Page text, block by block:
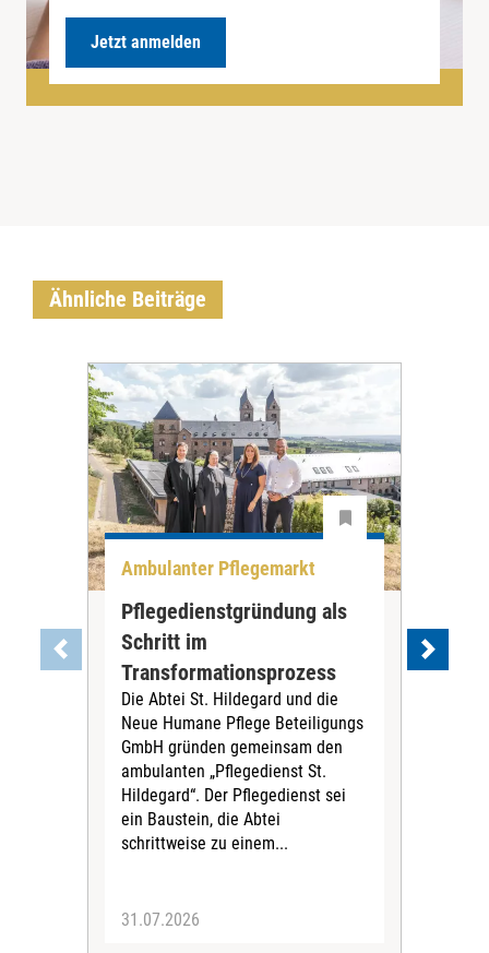
Jetzt anmelden
Ähnliche Beiträge
Ambulanter Pflegemarkt
Pflegedienstgründung als
Schritt im
Transformationsprozess
Die Abtei St. Hildegard und die
Neue Humane Pflege Beteiligungs
GmbH gründen gemeinsam den
ambulanten „Pflegedienst St.
Hildegard“. Der Pflegedienst sei
ein Baustein, die Abtei
schrittweise zu einem...
31.07.2026